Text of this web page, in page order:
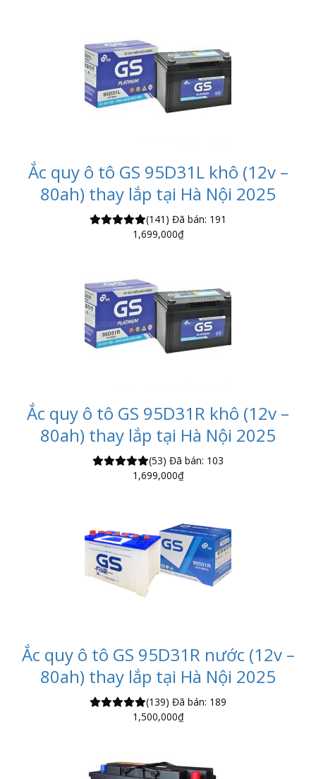
Ắc quy ô tô GS 95D31L khô (12v –
80ah) thay lắp tại Hà Nội 2025
(141) Đã bán: 191
1,699,000₫
Ắc quy ô tô GS 95D31R khô (12v –
80ah) thay lắp tại Hà Nội 2025
(53) Đã bán: 103
1,699,000₫
Ắc quy ô tô GS 95D31R nước (12v –
80ah) thay lắp tại Hà Nội 2025
(139) Đã bán: 189
1,500,000₫